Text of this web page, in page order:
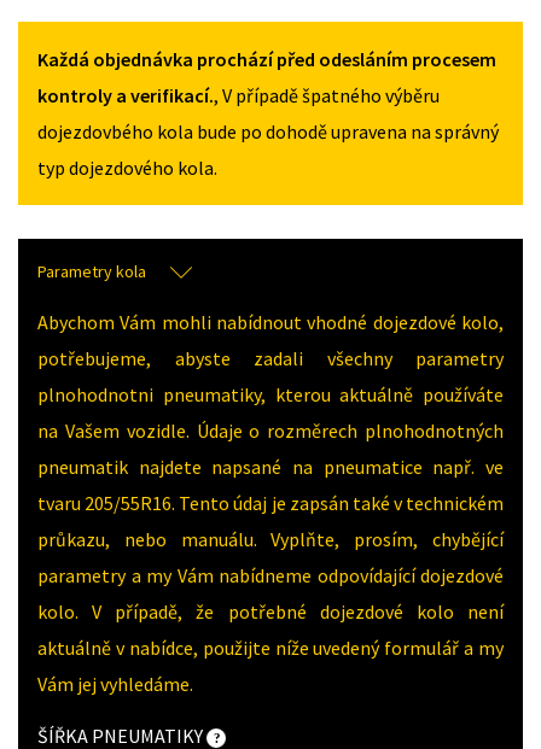
Každá objednávka prochází před odesláním procesem
kontroly a verifikací., V případě špatného výběru
dojezdovbého kola bude po dohodě upravena na správný
typ dojezdového kola.
Parametry kola
Abychom Vám mohli nabídnout vhodné dojezdové kolo,
potřebujeme, abyste zadali všechny parametry
plnohodnotni pneumatiky, kterou aktuálně používáte
na Vašem vozidle. Údaje o rozměrech plnohodnotných
pneumatik najdete napsané na pneumatice např. ve
tvaru 205/55R16. Tento údaj je zapsán také v technickém
průkazu, nebo manuálu. Vyplňte, prosím, chybějící
parametry a my Vám nabídneme odpovídající dojezdové
kolo. V případě, že potřebné dojezdové kolo není
aktuálně v nabídce, použijte níže uvedený formulář a my
Vám jej vyhledáme.
ŠÍŘKA PNEUMATIKY